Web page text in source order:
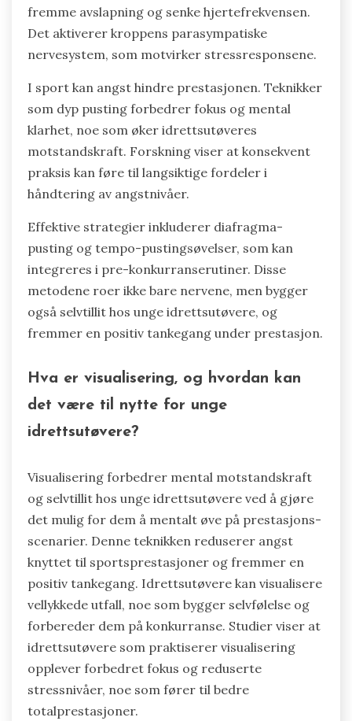
fremme avslapning og senke hjertefrekvensen.
Det aktiverer kroppens parasympatiske
nervesystem, som motvirker stressresponsene.
I sport kan angst hindre prestasjonen. Teknikker
som dyp pusting forbedrer fokus og mental
klarhet, noe som øker idrettsutøveres
motstandskraft. Forskning viser at konsekvent
praksis kan føre til langsiktige fordeler i
håndtering av angstnivåer.
Effektive strategier inkluderer diafragma-
pusting og tempo-pustingsøvelser, som kan
integreres i pre-konkurranserutiner. Disse
metodene roer ikke bare nervene, men bygger
også selvtillit hos unge idrettsutøvere, og
fremmer en positiv tankegang under prestasjon.
Hva er visualisering, og hvordan kan
det være til nytte for unge
idrettsutøvere?
Visualisering forbedrer mental motstandskraft
og selvtillit hos unge idrettsutøvere ved å gjøre
det mulig for dem å mentalt øve på prestasjons-
scenarier. Denne teknikken reduserer angst
knyttet til sportsprestasjoner og fremmer en
positiv tankegang. Idrettsutøvere kan visualisere
vellykkede utfall, noe som bygger selvfølelse og
forbereder dem på konkurranse. Studier viser at
idrettsutøvere som praktiserer visualisering
opplever forbedret fokus og reduserte
stressnivåer, noe som fører til bedre
totalprestasjoner.